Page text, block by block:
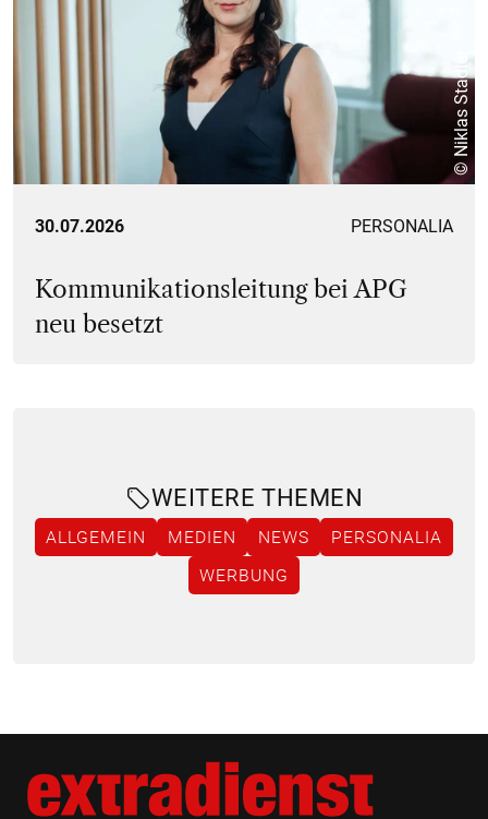
© Niklas Stadler
30.07.2026 PERSONALIA
Kommunikationsleitung bei APG
neu besetzt
WEITERE THEMEN
ALLGEMEIN MEDIEN NEWS
PERSONALIA
WERBUNG